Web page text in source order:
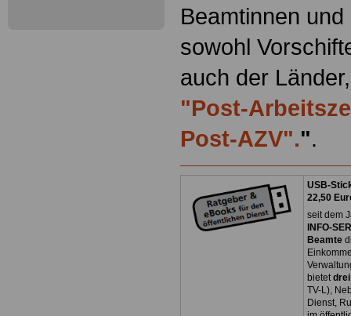
Beamtinnen
sowohl
auch der Länder,
"Post-
Post-AZV".".
USB-
22,50
seit dem
INFO-
Beamte
bietet
TV-L),
Dienst,